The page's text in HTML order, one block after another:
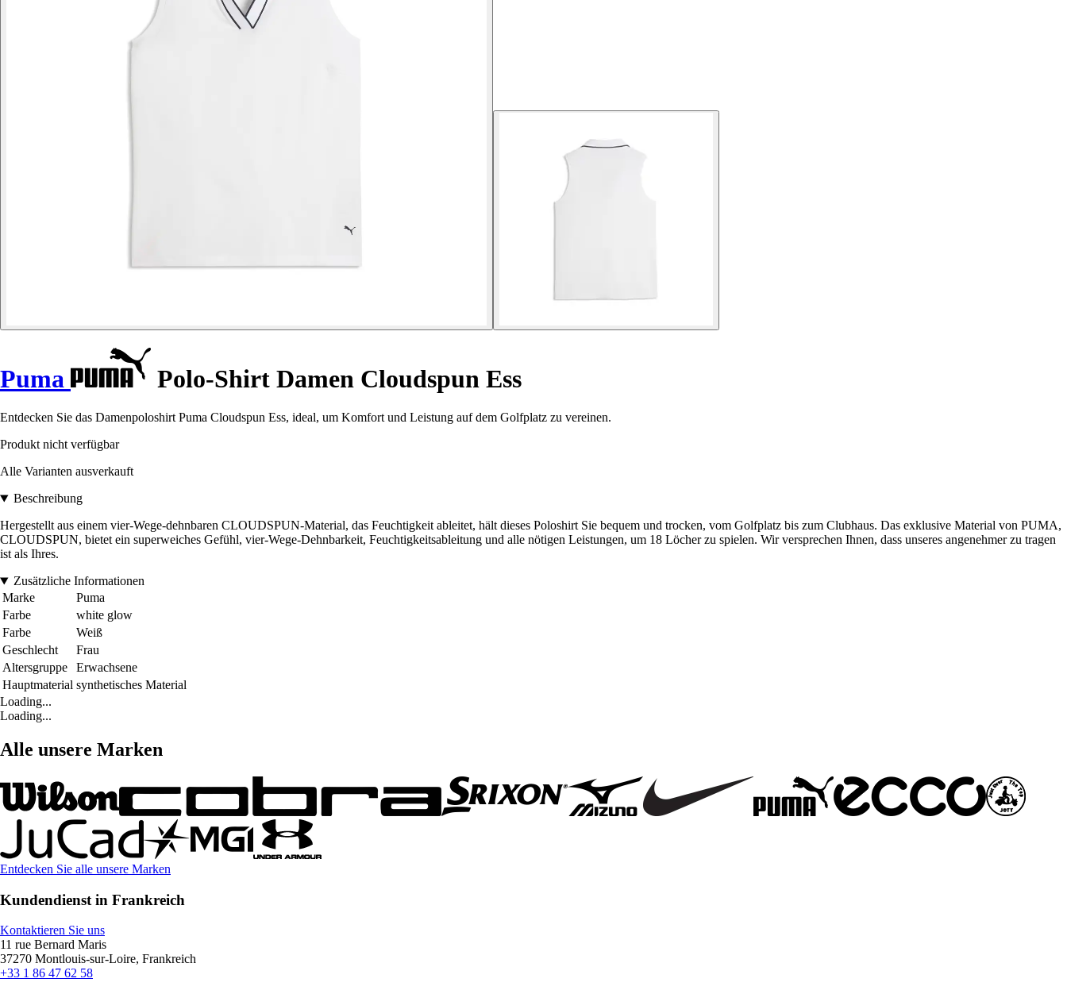
Puma Polo-Shirt Damen Cloudspun Ess
Entdecken Sie das Damenpoloshirt Puma Cloudspun Ess, ideal, um Komfort und Leistung auf dem Golfplatz zu vereinen.
Produkt nicht verfügbar
Alle Varianten ausverkauft
Beschreibung
Hergestellt aus einem vier-Wege-dehnbaren CLOUDSPUN-Material, das Feuchtigkeit ableitet, hält dieses Poloshirt Sie bequem und trocken, vom Golfplatz bis zum Clubhaus. Das exklusive Material von PUMA,
CLOUDSPUN, bietet ein superweiches Gefühl, vier-Wege-Dehnbarkeit, Feuchtigkeitsableitung und alle nötigen Leistungen, um 18 Löcher zu spielen. Wir versprechen Ihnen, dass unseres angenehmer zu tragen
ist als Ihres.
Zusätzliche Informationen
Marke
Puma
Farbe
white glow
Farbe
Weiß
Geschlecht
Frau
Altersgruppe
Erwachsene
Hauptmaterial synthetisches Material
Loading...
Loading...
Alle unsere Marken
Entdecken Sie alle unsere Marken
Kundendienst in Frankreich
Kontaktieren Sie uns
11 rue Bernard Maris
37270 Montlouis-sur-Loire, Frankreich
+33 1 86 47 62 58